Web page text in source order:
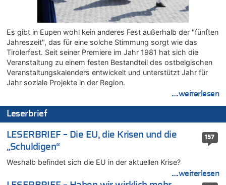
06.08.2026 - 16:39 von Noah Parmentier zu
Zweite Hitzewelle in diesem Sommer ist jetzt amtlich
06.08.2026 - 16:36 von Noah Parmentier zu
Zweite Hitzewelle in diesem Sommer ist jetzt amtlich
06.08.2026 - 16:10 von Dax zu
Wasserstand des Rheins in NRW so niedrig wie noch nie
06.08.2026 - 15:51 von SuperBoy zu
Eschweiler: 16-Jähriger soll seine Oma ermordet haben
06.08.2026 - 15:42 von PvD zu
Mehrere Menschen in Londons City niedergestochen
06.08.2026 - 15:42 von Dax zu
Zweite Hitzewelle in diesem Sommer ist jetzt amtlich
06.08.2026 - 15:27 von ne Hondsjong zu
Zweite Hitzewelle in diesem Sommer ist jetzt amtlich
06.08.2026 - 14:57 von Hugo Egon Bernhard von Sinnen zu
Es gibt in Eupen wohl kein anderes Fest außerhalb der "fünften
Jahreszeit", das für eine solche Stimmung sorgt wie das
Tirolerfest. Seit seiner Premiere im Jahr 1981 hat sich die
Veranstaltung zu einem festen Bestandteil des ostbelgischen
Veranstaltungskalenders entwickelt und unterstützt Jahr für
Jahr soziale Projekte in der Region.
....weiterlesen
Leserbrief
157
LESERBRIEF – Die EU, die Krisen und die
„Schuldigen“
Weshalb befindet sich die EU in der aktuellen Krise?
....weiterlesen